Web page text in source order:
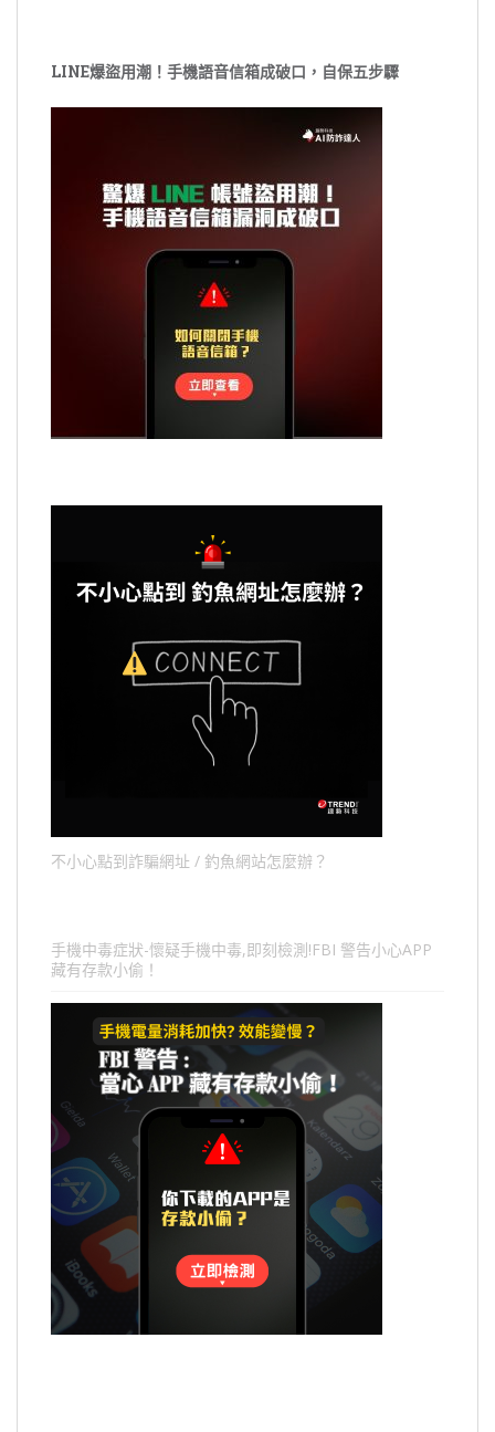
LINE爆盜用潮！手機語音信箱成破口，自保五步驟
不小心點到詐騙網址 / 釣魚網站怎麼辦？
手機中毒症狀-懷疑手機中毒,即刻檢測!FBI 警告小心APP
藏有存款小偷！